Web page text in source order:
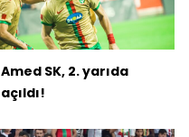
Amed SK, 2. yarıda
açıldı!